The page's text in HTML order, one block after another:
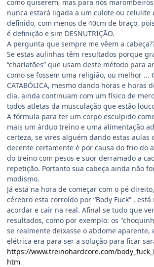
como quiserem, mas para nós
nunca estará ligada a um culote ou celulite
definido, com menos de 40cm de braço,
é definição e sim DESNUTRIÇÃO.
A pergunta que sempre me vêem a
Se estas aulinhas têm resultados porque
“charlatões” que usam deste método para
como se fossem uma religião, ou melhor ...
CATABÓLICA, mesmo dando horas e horas
dia, ainda continuam com um físico de
todos atletas da musculação que estão
A fórmula para ter um corpo esculpido
mais um árduo treino e uma alimentação
certeza, se vires alguém dando estas aulas
decente certamente é por causa do frio do
do treino com pesos e suor derramado a
repetição. Portanto sua cabeça ainda não
modismo.
Já está na hora de começar com o pé
cérebro esta corroído por “Body Fuck” ,
acordar e cair na real. Afinal se tudo que
resultados, como por exemplo: os
se realmente deixasse o abdome aparente,
elétrica era para ser a solução para ficar
https://www.treinohardcore.com/
htm